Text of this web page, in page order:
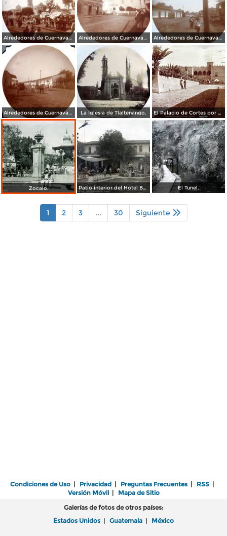
Alrededores de Cuernavaca Morelos. Alrededores de Cuernavaca Morelos. Alrededores de Cuernavaca Morelos.
Alrededores de Cuernavaca Morelos. La Iglesia de Tlaltenango. El Palacio de Cortes por el Fotógrafo Windfield Scott.
Zocalo. Patio interior del Hotel Banos y Lido, El Tunel.
1 2 3 ... 30 Siguiente
Condiciones de Uso | Privacidad | Preguntas Frecuentes | RSS |
Versión Móvil| Mapa de Sitio
Galerías de fotos de otros países:
Estados Unidos | Guatemala | México